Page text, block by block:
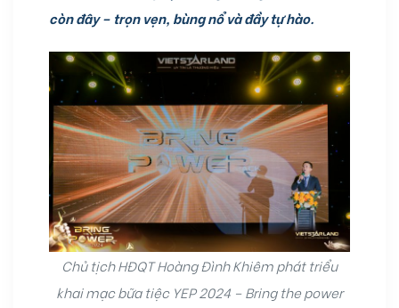
còn đây – trọn vẹn, bùng nổ và đầy tự hào.
Chủ tịch HĐQT Hoàng Đình Khiêm phát triểu
khai mạc bữa tiệc YEP 2024 – Bring the power